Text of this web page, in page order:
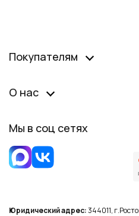
Покупателям
О нас
Мы в соц сетях
Юридический адрес:344011,